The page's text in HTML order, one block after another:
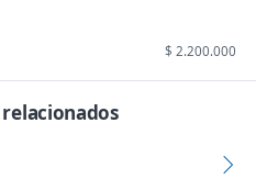
$ 2.200.000